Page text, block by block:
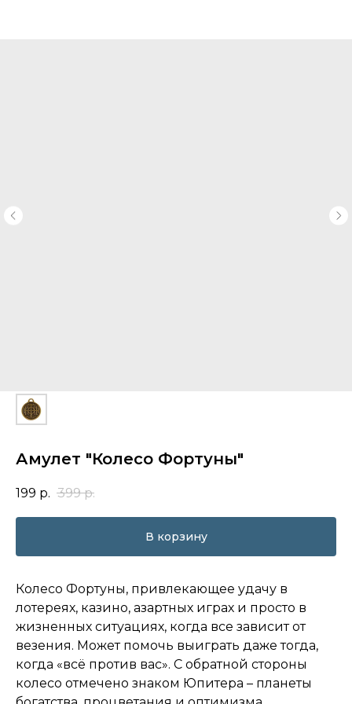
Амулет "Колесо Фортуны"
199 р. 399 р.
В корзину
Колесо Фортуны, привлекающее удачу в
лотереях, казино, азартных играх и просто в
жизненных ситуациях, когда все зависит от
везения. Может помочь выиграть даже тогда,
когда «всё против вас». С обратной стороны
колесо отмечено знаком Юпитера – планеты